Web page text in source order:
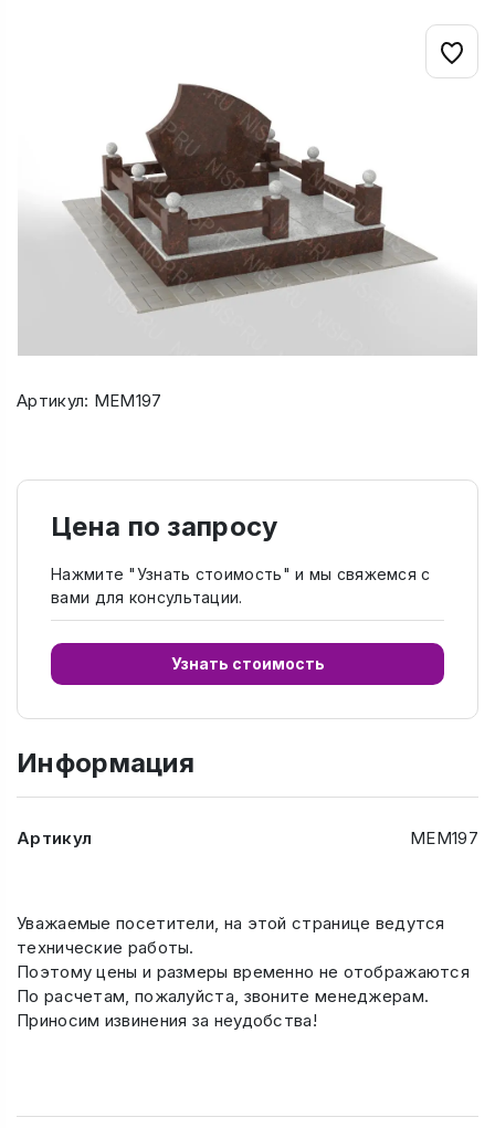
Артикул: МЕМ197
Цена по запросу
Нажмите "Узнать стоимость" и мы свяжемся с
вами для консультации.
Узнать стоимость
Информация
Артикул МЕМ197
Уважаемые посетители, на этой странице ведутся
технические работы.
Поэтому цены и размеры временно не отображаются
По расчетам, пожалуйста, звоните менеджерам.
Приносим извинения за неудобства!